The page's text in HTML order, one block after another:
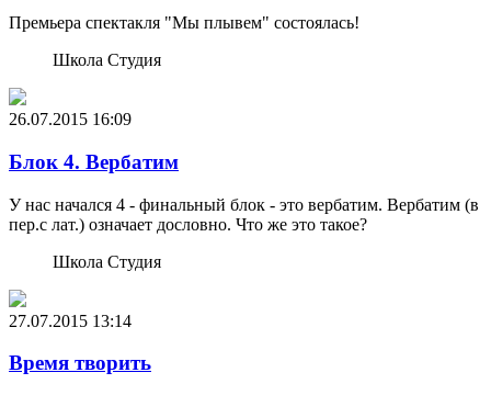
Премьера спектакля "Мы плывем" состоялась!
Школа Студия
26.07.2015 16:09
Блок 4. Вербатим
У нас начался 4 - финальный блок - это вербатим. Вербатим (в
пер.с лат.) означает дословно. Что же это такое?
Школа Студия
27.07.2015 13:14
Время творить